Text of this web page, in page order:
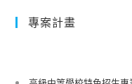
專案計畫